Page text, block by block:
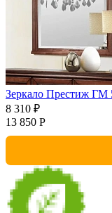
Зеркало Престиж ГМ
8 310 ₽
13 850 Р